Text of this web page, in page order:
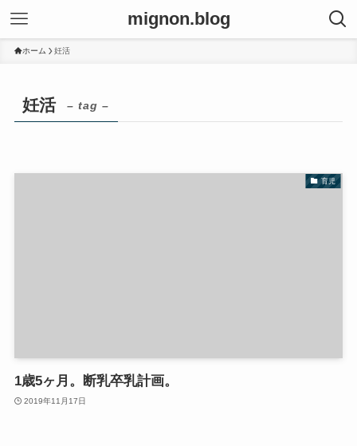
mignon.blog
ホーム 妊活
妊活 – tag –
育児
1歳5ヶ月。断乳卒乳計画。
2019年11月17日